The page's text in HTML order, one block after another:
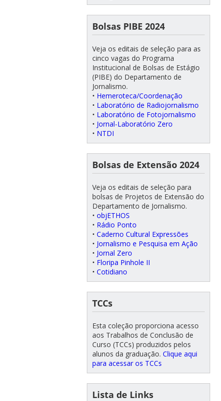
Bolsas PIBE 2024
Veja os editais de seleção para as
cinco vagas do Programa
Institucional de Bolsas de Estágio
(PIBE) do Departamento de
Jornalismo.
• Hemeroteca/Coordenação
• Laboratório de Radiojornalismo
• Laboratório de Fotojornalismo
• Jornal-Laboratório Zero
• NTDI
Bolsas de Extensão 2024
Veja os editais de seleção para
bolsas de Projetos de Extensão do
Departamento de Jornalismo.
• objETHOS
• Rádio Ponto
• Caderno Cultural Expressões
• Jornalismo e Pesquisa em Ação
• Jornal Zero
• Floripa Pinhole II
• Cotidiano
TCCs
Esta coleção proporciona acesso
aos Trabalhos de Conclusão de
Curso (TCCs) produzidos pelos
alunos da graduação. Clique aqui
para acessar os TCCs
Lista de Links